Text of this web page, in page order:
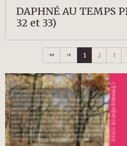
DAPHNÉ AU TEMPS
32 et 33)
1 2 3